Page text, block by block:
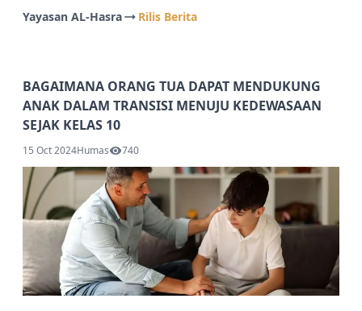
Yayasan AL-Hasra Rilis Berita
BAGAIMANA ORANG TUA DAPAT MENDUKUNG
ANAK DALAM TRANSISI MENUJU KEDEWASAAN
SEJAK KELAS 10
15 Oct 2024Humas 740